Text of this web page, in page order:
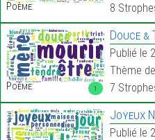
Poème:
8 Strophes,
1
Poème:
Douce &
Publié le
Thème
7
Joyeux
Publié le